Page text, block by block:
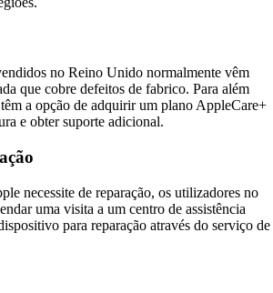
no Reino Unido normalmente vêm
que cobre defeitos de fabrico. Para além
a opção de adquirir um plano AppleCare+
e obter suporte adicional.
necessite de reparação, os utilizadores no
uma visita a um centro de assistência
para reparação através do serviço de